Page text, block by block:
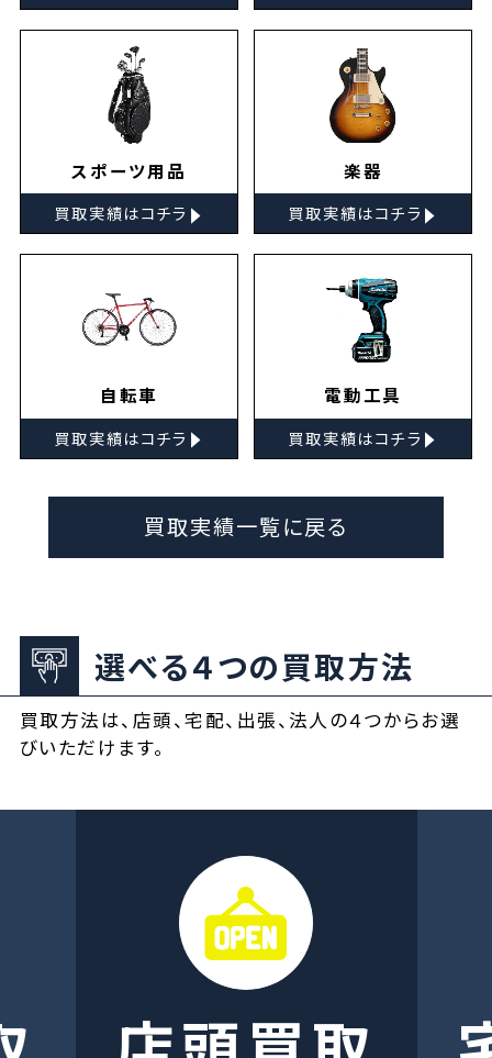
スポーツ用品
買取実績はコチラ ▸
楽器
買取実績はコチラ ▸
自転車
買取実績はコチラ ▸
電動工具
買取実績はコチラ ▸
買取実績一覧に戻る
選べる４つの買取方法
買取方法は、店頭、宅配、出張、法人の４つからお選
びいただけます。